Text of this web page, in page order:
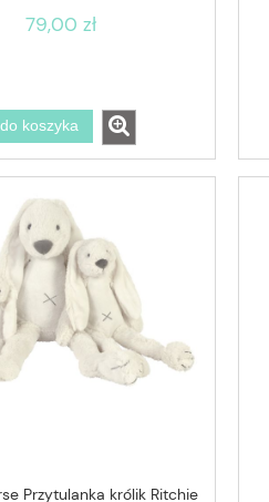
79,00 zł
do koszyka
Przytulanka królik Ritchie